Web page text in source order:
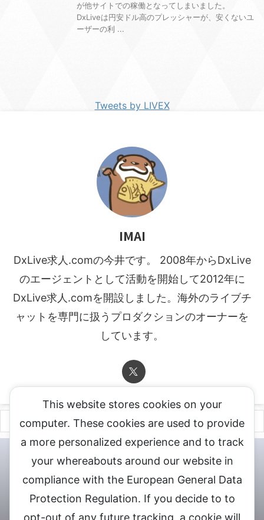
が他サイトでの稼働となってしまいました。
DxLiveは円安ドル高のプレッシャーが、安くないユ
ーザーの利 ...
Tweets by LIVEX
IMAI
DxLive求人.comの今井です。 2008年からDxLive
のエージェントとして活動を開始して2012年に
DxLive求人.comを開設しました。海外のライブチ
ャットを専門に扱うプロダクションのオーナーを
しています。
チャットレディ登録申込 DXLIVE求人.comへお問合せ
DXLIVE 退
会・解約・移籍の申請
式サイト
DXLIVEのチャットレディ求人情報サイト
This website stores cookies on your
computer. These cookies are used to provide
a more personalized experience and to track
your whereabouts around our website in
compliance with the European General Data
Protection Regulation. If you decide to to
opt-out of any future tracking, a cookie will